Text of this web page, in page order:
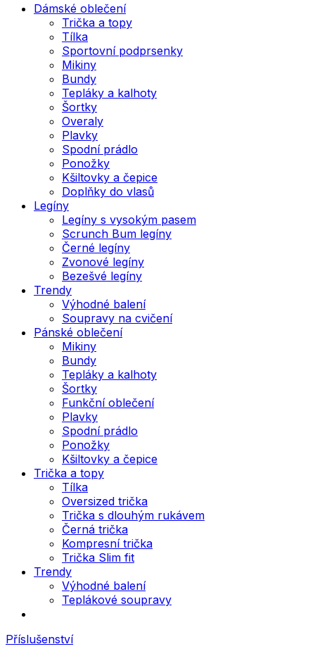
Dámské oblečení
Trička a topy
Tílka
Sportovní podprsenky
Mikiny
Bundy
Tepláky a kalhoty
Šortky
Overaly
Plavky
Spodní prádlo
Ponožky
Kšiltovky a čepice
Doplňky do vlasů
Legíny
Legíny s vysokým pasem
Scrunch Bum legíny
Černé legíny
Zvonové legíny
Bezešvé legíny
Trendy
Výhodné balení
Soupravy na cvičení
Pánské oblečení
Mikiny
Bundy
Tepláky a kalhoty
Šortky
Funkční oblečení
Plavky
Spodní prádlo
Ponožky
Kšiltovky a čepice
Trička a topy
Tílka
Oversized trička
Trička s dlouhým rukávem
Černá trička
Kompresní trička
Trička Slim fit
Trendy
Výhodné balení
Teplákové soupravy
Příslušenství